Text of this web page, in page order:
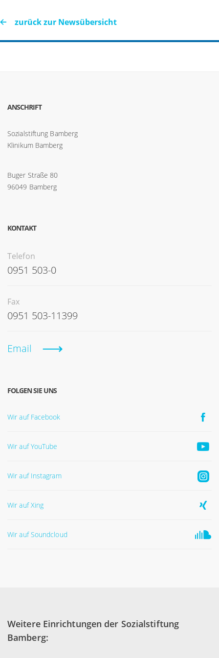
zurück zur Newsübersicht
ANSCHRIFT
Sozialstiftung Bamberg
Klinikum Bamberg
Buger Straße 80
96049 Bamberg
KONTAKT
Telefon
0951 503-0
Fax
0951 503-11399
Email
FOLGEN SIE UNS
Wir auf Facebook
Wir auf YouTube
Wir auf Instagram
Wir auf Xing
Wir auf Soundcloud
Weitere Einrichtungen der Sozialstiftung
Bamberg: